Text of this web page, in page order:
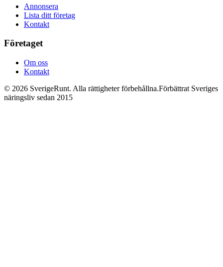
Annonsera
Lista ditt företag
Kontakt
Företaget
Om oss
Kontakt
© 2026 SverigeRunt. Alla rättigheter förbehållna.Förbättrat Sveriges
näringsliv sedan 2015